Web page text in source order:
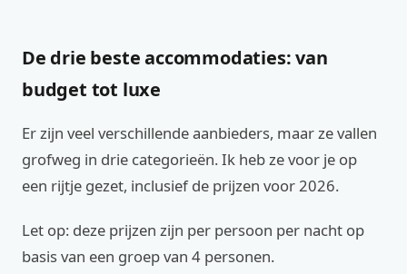
De drie beste accommodaties: van
budget tot luxe
Er zijn veel verschillende aanbieders, maar ze vallen
grofweg in drie categorieën. Ik heb ze voor je op
een rijtje gezet, inclusief de prijzen voor 2026.
Let op: deze prijzen zijn per persoon per nacht op
basis van een groep van 4 personen.